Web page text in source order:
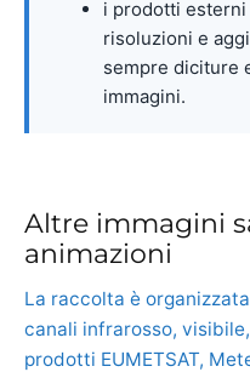
i prodotti
risoluzioni e
sempre diciture
immagini.
Altre immagini
animazioni
La raccolta è
canali infrarosso,
prodotti EUMETSAT,